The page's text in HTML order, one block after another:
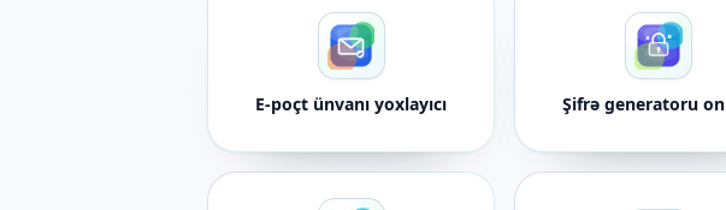
E-poçt ünvanı yoxlayıcı Şifrə generatoru